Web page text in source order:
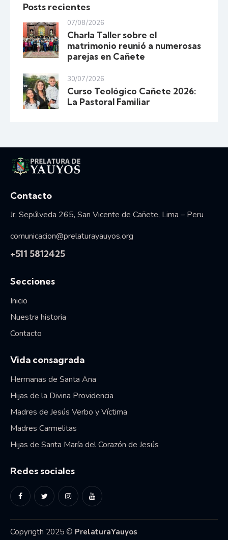
Posts recientes
07/08/2026
Charla Taller sobre el
matrimonio reunió a numerosas
parejas en Cañete
30/07/2026
Curso Teológico Cañete 2026:
La Pastoral Familiar
Vida consagrada
Contacto
Jr. Sepúlveda 265, San Vicente de Cañete, Lima – Peru
comunicacion@prelaturayauyos.org
+511 5812425
Secciones
Inicio
Nuestra historia
Contacto
Vida consagrada
Hermanas de Santa Ana
Hijas de la Divina Providencia
Madres de Jesús Verbo y Víctima
Madres Carmelitas
Hijas de Santa María del Corazón de Jesús
Redes sociales
Copyrigth 2025 © PrelaturaYauyos